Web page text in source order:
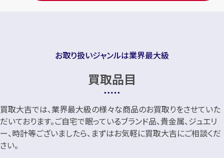
お取り扱いジャンルは業界最大級
買取品目
買取大吉では、業界最大級の様々な商品のお買取りをさせていた
だいております。ご自宅で眠っているブランド品、貴金属、ジュエリ
ー、時計等ございましたら、まずはお気軽に買取大吉にご相談くだ
さい。